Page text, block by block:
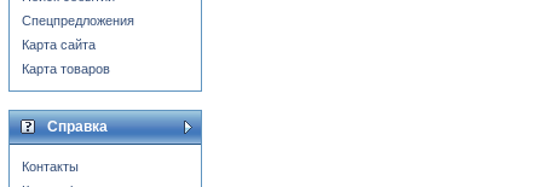
Спецпредложения
Карта сайта
Карта товаров
Справка
Контакты